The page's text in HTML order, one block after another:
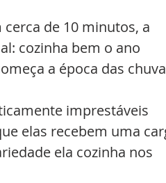
de 10 minutos, a
cozinha bem o ano
a época das
imprestáveis
elas recebem uma
ela cozinha nos